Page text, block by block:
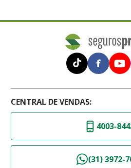
CENTRAL DE VENDAS:
4003-
(31) 3972-